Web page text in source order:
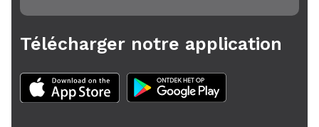
Télécharger notre application